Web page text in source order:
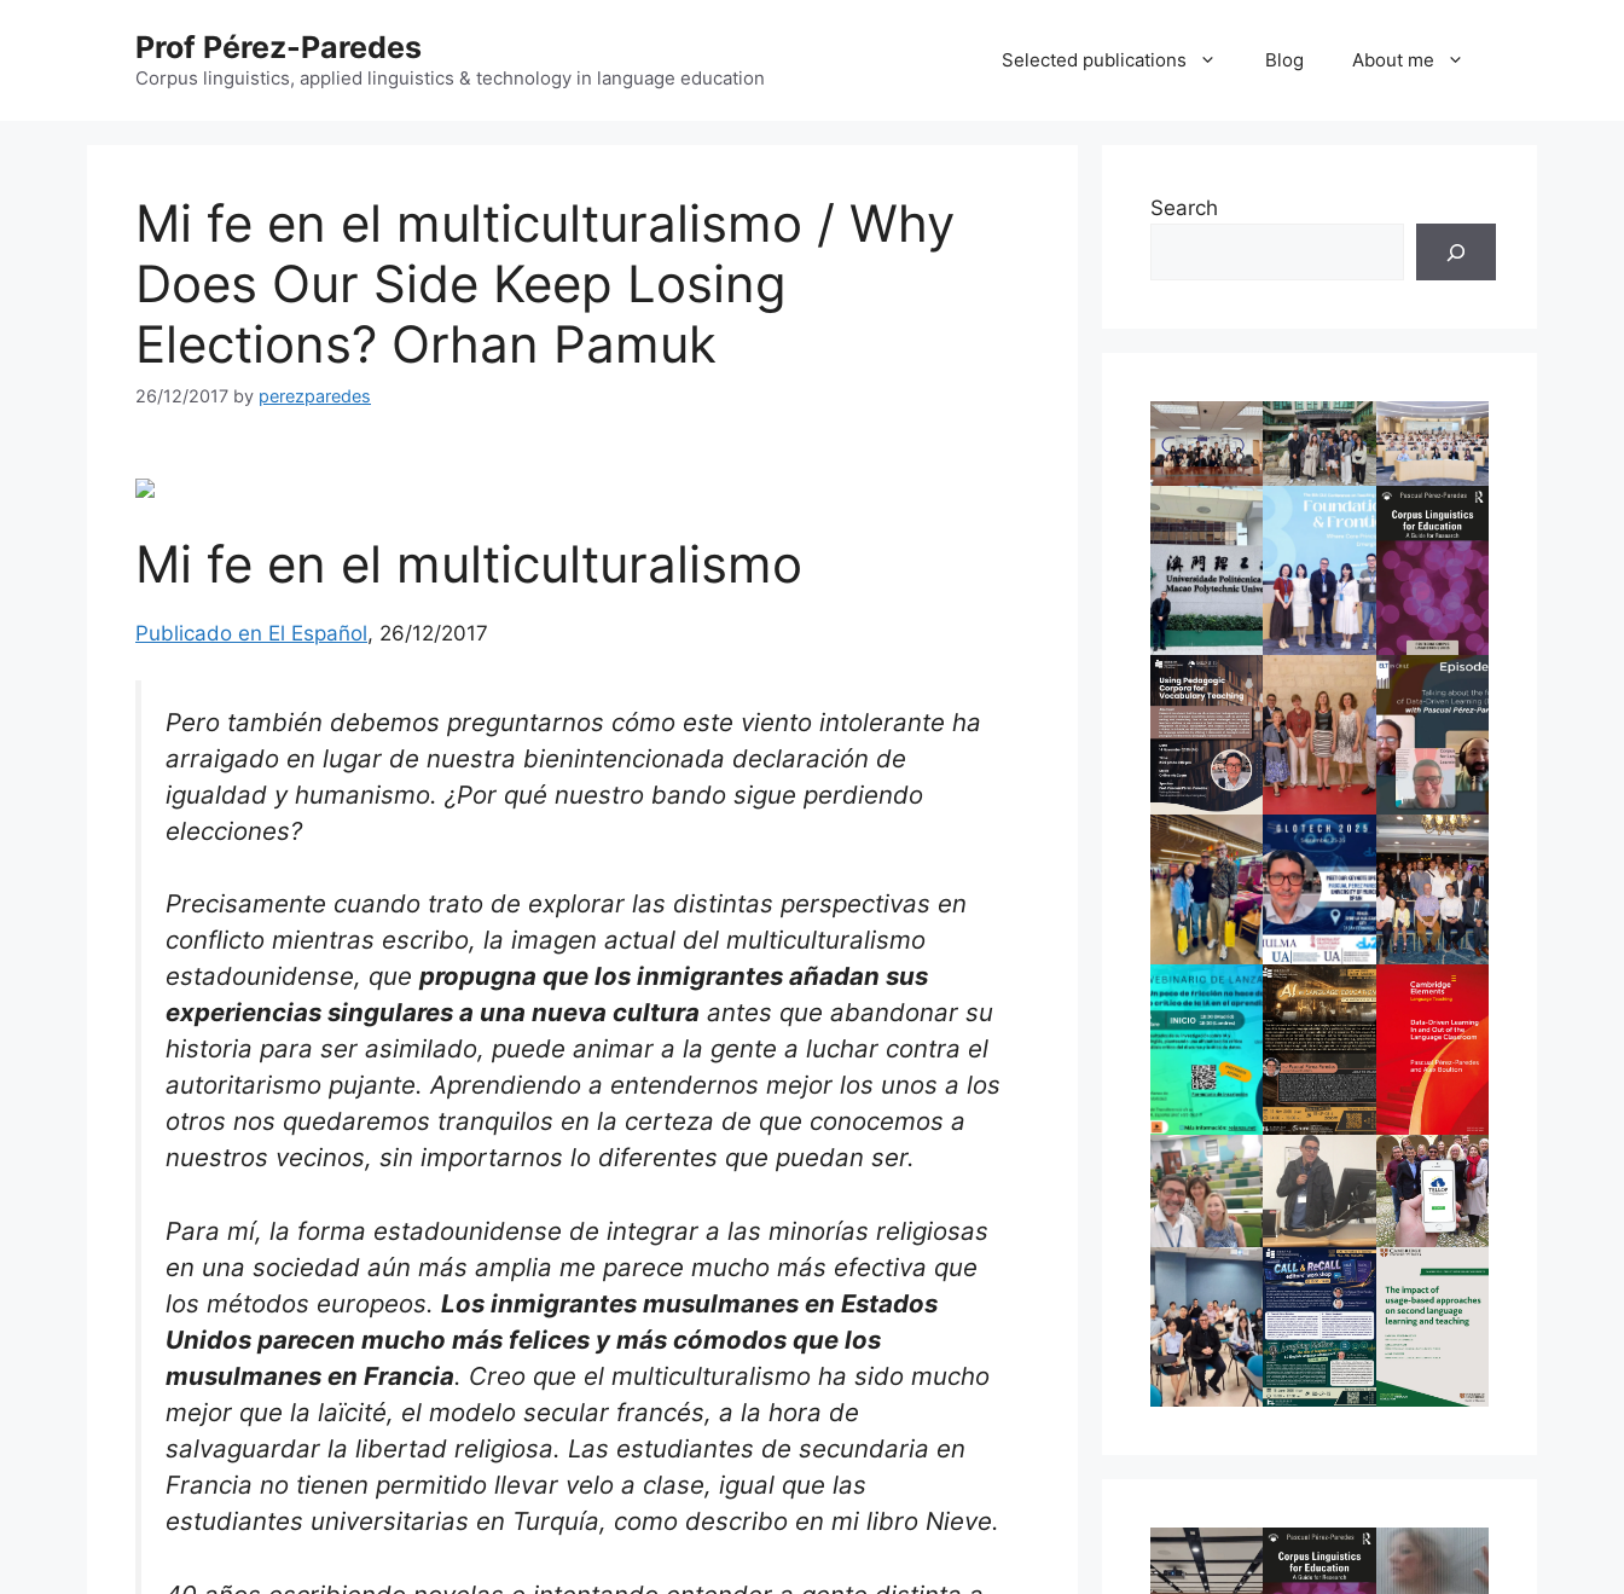
Prof Pérez-Paredes
Corpus linguistics, applied linguistics & technology in language education
Selected publications Blog About me
Mi fe en el multiculturalismo / Why
Does Our Side Keep Losing
Elections? Orhan Pamuk
26/12/2017 by perezparedes
Mi fe en el multiculturalismo
Publicado en El Español, 26/12/2017
Pero también debemos preguntarnos cómo este viento intolerante ha
arraigado en lugar de nuestra bienintencionada declaración de
igualdad y humanismo. ¿Por qué nuestro bando sigue perdiendo
elecciones?
Precisamente cuando trato de explorar las distintas perspectivas en
conflicto mientras escribo, la imagen actual del multiculturalismo
estadounidense, que propugna que los inmigrantes añadan sus
experiencias singulares a una nueva cultura antes que abandonar su
historia para ser asimilado, puede animar a la gente a luchar contra el
autoritarismo pujante. Aprendiendo a entendernos mejor los unos a los
otros nos quedaremos tranquilos en la certeza de que conocemos a
nuestros vecinos, sin importarnos lo diferentes que puedan ser.
Para mí, la forma estadounidense de integrar a las minorías religiosas
en una sociedad aún más amplia me parece mucho más efectiva que
los métodos europeos. Los inmigrantes musulmanes en Estados
Unidos parecen mucho más felices y más cómodos que los
musulmanes en Francia. Creo que el multiculturalismo ha sido mucho
mejor que la laïcité, el modelo secular francés, a la hora de
salvaguardar la libertad religiosa. Las estudiantes de secundaria en
Francia no tienen permitido llevar velo a clase, igual que las
estudiantes universitarias en Turquía, como describo en mi libro Nieve.
Search